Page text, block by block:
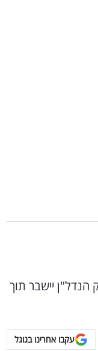
הנדל"ן יישבר תוך
עקבו אחרינו בגוגל